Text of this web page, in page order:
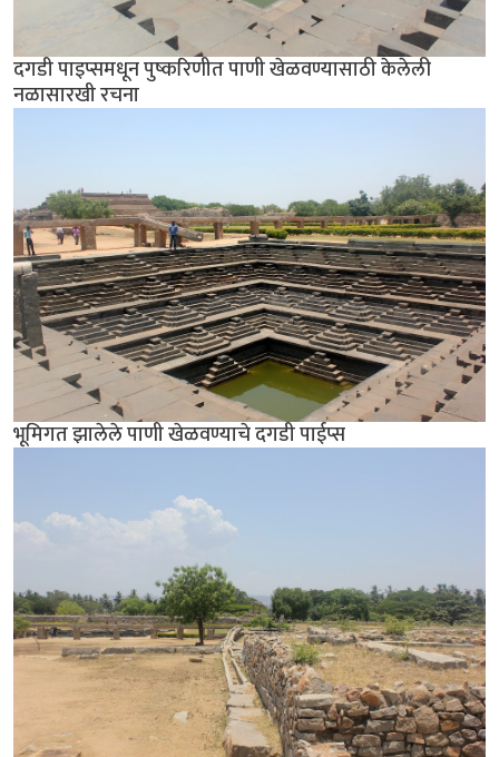
दगडी पाइप्समधून पुष्करिणीत पाणी खेळवण्यासाठी केलेली
नळासारखी रचना
भूमिगत झालेले पाणी खेळवण्याचे दगडी पाईप्स